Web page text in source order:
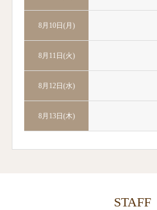
8月10日(月)
8月11日(火)
8月12日(水)
8月13日(木)
STAFF